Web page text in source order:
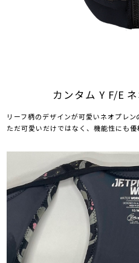
カンタム Y F/E
リーフ柄のデザインが可愛いネオプレ
ただ可愛いだけではなく、機能性にも優